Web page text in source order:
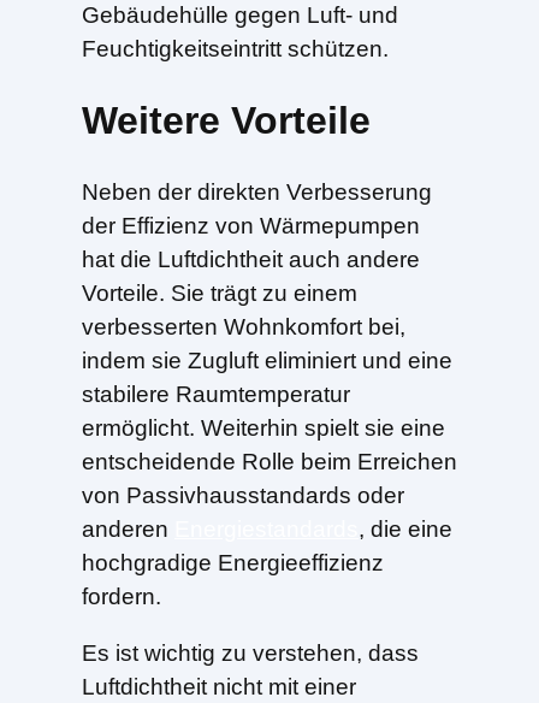
Gebäudehülle gegen Luft- und
Feuchtigkeitseintritt schützen.
Weitere Vorteile
Neben der direkten Verbesserung
der Effizienz von Wärmepumpen
hat die Luftdichtheit auch andere
Vorteile. Sie trägt zu einem
verbesserten Wohnkomfort bei,
indem sie Zugluft eliminiert und eine
stabilere Raumtemperatur
ermöglicht. Weiterhin spielt sie eine
entscheidende Rolle beim Erreichen
von Passivhausstandards oder
anderen
, die eine
hochgradige Energieeffizienz
fordern.
Es ist wichtig zu verstehen, dass
Luftdichtheit nicht mit einer